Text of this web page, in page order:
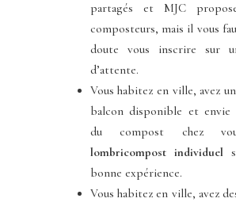
partagés et MJC
composteurs, mais il vous
doute vous inscrire sur
d’attente.
Vous habitez en ville, avez
balcon disponible et envie
du compost chez
lombricompost individuel
bonne expérience.
Vous habitez en ville, avez